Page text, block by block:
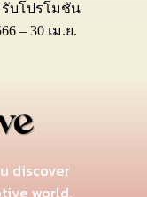
รับโปรโมชัน
– 30 เม.ย.
discover